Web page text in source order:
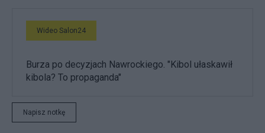
Wideo Salon24
Burza po decyzjach Nawrockiego. "Kibol ułaskawił
kibola? To propaganda"
Napisz notkę